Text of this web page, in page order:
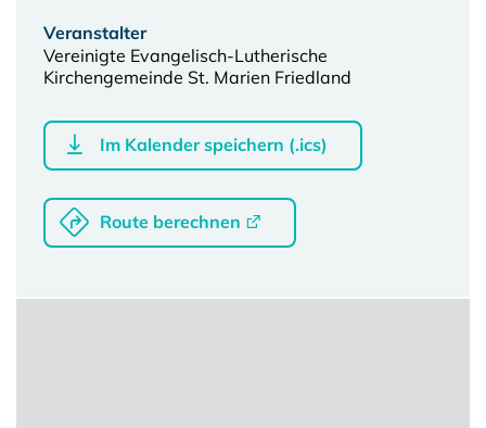
Veranstalter
Vereinigte Evangelisch-Lutherische
Kirchengemeinde St. Marien Friedland
Im Kalender speichern (.ics)
Route berechnen